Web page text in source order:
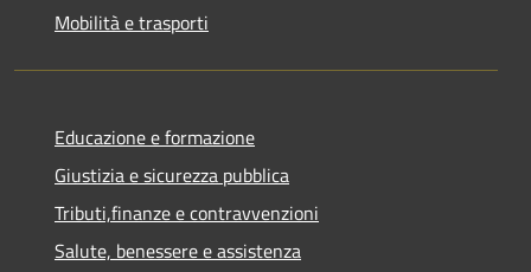
Mobilità e trasporti
Educazione e formazione
Giustizia e sicurezza pubblica
Tributi,finanze e contravvenzioni
Salute, benessere e assistenza